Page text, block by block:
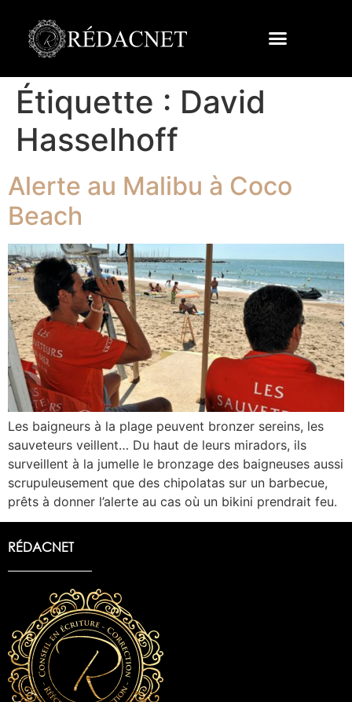
Étiquette : David
Hasselhoff
Alerte au Malibu à Coco
Beach
Les baigneurs à la plage peuvent bronzer sereins, les
sauveteurs veillent… Du haut de leurs miradors, ils
surveillent à la jumelle le bronzage des baigneuses aussi
scrupuleusement que des chipolatas sur un barbecue,
prêts à donner l’alerte au cas où un bikini prendrait feu.
RÉDACNET